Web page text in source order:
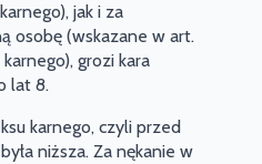
jak i za
osobę (wskazane w art.
grozi kara
lat 8.
karnego, czyli przed
niższa. Za nękanie w